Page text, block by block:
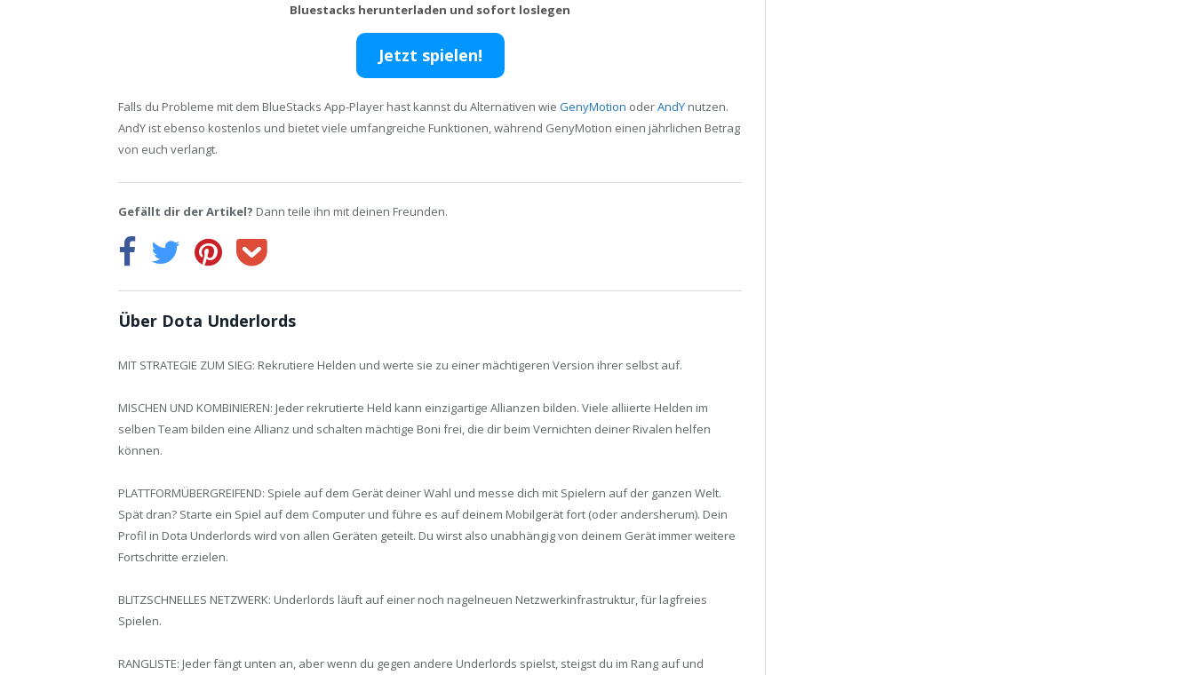
Bluestacks herunterladen und sofort loslegen
Jetzt spielen!
Falls du Probleme mit dem BlueStacks App-Player hast kannst du Alternativen wie GenyMotion oderAndY nutzen.
AndY ist ebenso kostenlos und bietet viele umfangreiche Funktionen, während GenyMotion einen jährlichen Betrag
von euch verlangt.
Gefällt dir der Artikel? Dann teile ihn mit deinen Freunden.
Über Dota Underlords
MIT STRATEGIE ZUM SIEG: Rekrutiere Helden und werte sie zu einer mächtigeren Version ihrer selbst auf.
MISCHEN UND KOMBINIEREN: Jeder rekrutierte Held kann einzigartige Allianzen bilden. Viele alliierte Helden im
selben Team bilden eine Allianz und schalten mächtige Boni frei, die dir beim Vernichten deiner Rivalen helfen
können.
PLATTFORMÜBERGREIFEND: Spiele auf dem Gerät deiner Wahl und messe dich mit Spielern auf der ganzen Welt.
Spät dran? Starte ein Spiel auf dem Computer und führe es auf deinem Mobilgerät fort (oder andersherum). Dein
Profil in Dota Underlords wird von allen Geräten geteilt. Du wirst also unabhängig von deinem Gerät immer weitere
Fortschritte erzielen.
BLITZSCHNELLES NETZWERK: Underlords läuft auf einer noch nagelneuen Netzwerkinfrastruktur, für lagfreies
Spielen.
RANGLISTE: Jeder fängt unten an, aber wenn du gegen andere Underlords spielst, steigst du im Rang auf und